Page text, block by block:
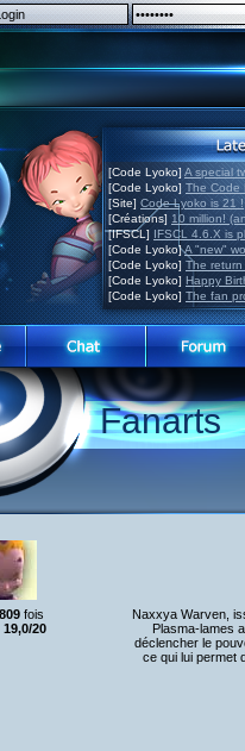
[Code Lyoko] A special
[Code Lyoko] The Code
[Site] Code Lyoko is 21 !
[Créations] 10 million!
[IFSCL] IFSCL 4.6.X is
[Code Lyoko]A "new"
[Code Lyoko] The
[Code Lyoko] Happy
[Code Lyoko] The fan
Fanarts
fois
19,0/20
Naxxya Warven,
Plasma-lames
déclencher le
ce qui lui permet